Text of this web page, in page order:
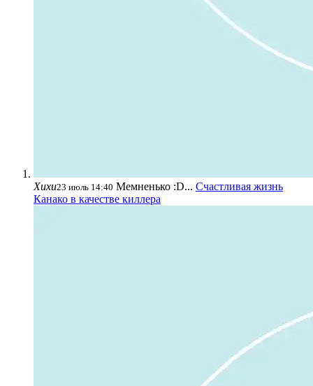
Хихи23 июль 14:40 Мемненько :D... Счастливая жизнь
Канако в качестве киллера